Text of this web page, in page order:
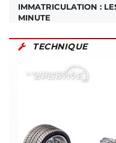
IMMATRICULATION :
MINUTE
TECHNIQUE